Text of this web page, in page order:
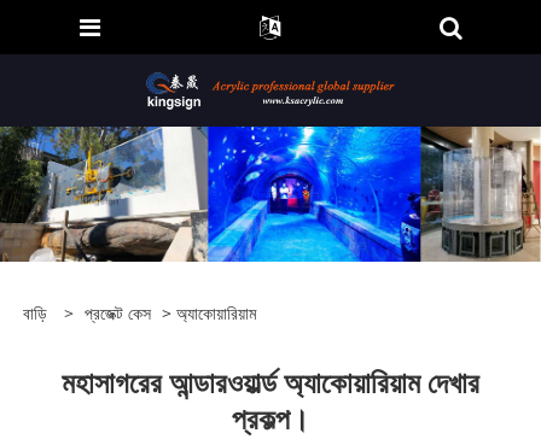
বাড়ি > প্রজেক্ট কেস > অ্যাকোয়ারিয়াম
মহাসাগরের আন্ডারওয়ার্ল্ড অ্যাকোয়ারিয়াম দেখার
প্রকল্প।